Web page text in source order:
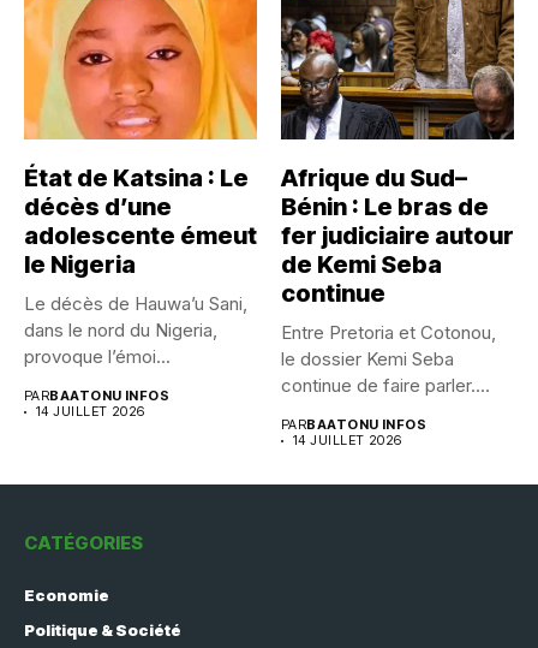
État de Katsina : Le
décès d’une
adolescente émeut
le Nigeria
Le décès de Hauwa’u Sani,
dans le nord du Nigeria,
provoque l’émoi...
PARBAATONU INFOS
14 JUILLET 2026
Afrique du Sud–
Bénin : Le bras de
fer judiciaire autour
de Kemi Seba
continue
Entre Pretoria et Cotonou,
le dossier Kemi Seba
continue de faire parler....
PARBAATONU INFOS
14 JUILLET 2026
CATÉGORIES
Economie
Politique & Société